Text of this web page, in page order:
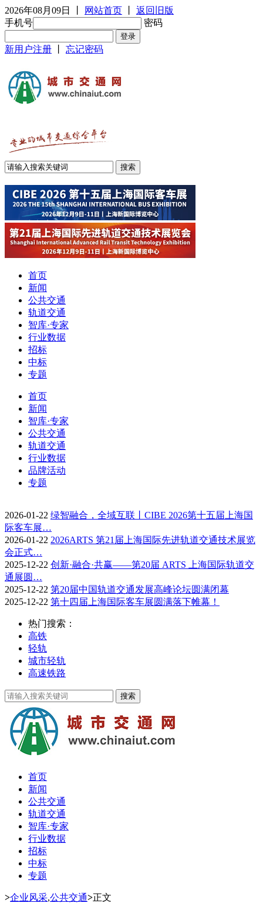
2026年08月09日 网站首页
返回旧版
手机号
密码
新用户注册 忘记密码
首页
新闻
公共交通
轨道交通
智库·专家
行业数据
招标
中标
专题
首页
新闻
智库·专家
公共交通
轨道交通
行业数据
品牌活动
专题
2026-01-22 绿智融合，全域互联丨CIBE 2026第十五届上海国
际客车展…
2026-01-22 2026ARTS 第21届上海国际先进轨道交通技术展览
会正式…
2025-12-22 创新·融合·共赢——第20届 ARTS 上海国际轨道交
通展圆…
2025-12-22 第20届中国轨道交通发展高峰论坛圆满闭幕
2025-12-22 第十四届上海国际客车展圆满落下帷幕！
热门搜索：
高铁
轻轨
城市轻轨
高速铁路
首页
新闻
公共交通
轨道交通
智库·专家
行业数据
招标
中标
专题
>企业风采,公共交通>正文